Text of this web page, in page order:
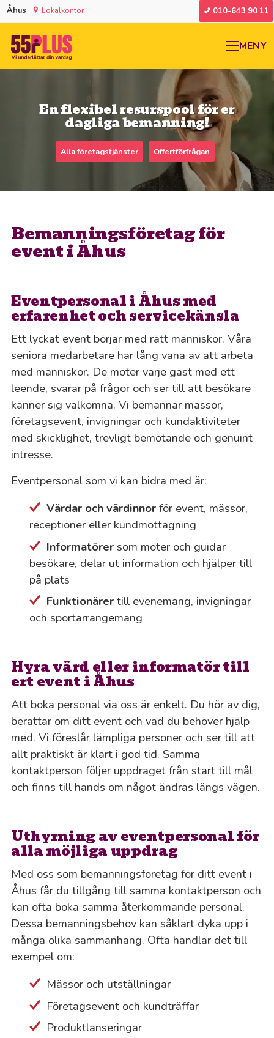
Åhus Lokalkontor 010-643 90 11
MENY
En flexibel resurspool för er
dagliga bemanning!
Alla företagstjänster Offertförfrågan
Bemanningsföretag för
event i Åhus
Eventpersonal i Åhus med
erfarenhet och servicekänsla
Ett lyckat event börjar med rätt människor. Våra
seniora medarbetare har lång vana av att arbeta
med människor. De möter varje gäst med ett
leende, svarar på frågor och ser till att besökare
känner sig välkomna. Vi bemannar mässor,
företagsevent, invigningar och kundaktiviteter
med skicklighet, trevligt bemötande och genuint
intresse.
Eventpersonal som vi kan bidra med är:
Värdar och värdinnorför event, mässor,
receptioner eller kundmottagning
Informatörersom möter och guidar
besökare, delar ut information och hjälper till
på plats
Funktionärertill evenemang, invigningar
och sportarrangemang
Hyra värd eller informatör till
ert event i Åhus
Att boka personal via oss är enkelt. Du hör av dig,
berättar om ditt event och vad du behöver hjälp
med. Vi föreslår lämpliga personer och ser till att
allt praktiskt är klart i god tid. Samma
kontaktperson följer uppdraget från start till mål
och finns till hands om något ändras längs vägen.
Uthyrning av eventpersonal för
alla möjliga uppdrag
Med oss som bemanningsföretag för ditt event i
Åhus får du tillgång till samma kontaktperson och
kan ofta boka samma återkommande personal.
Dessa bemanningsbehov kan såklart dyka upp i
många olika sammanhang. Ofta handlar det till
exempel om:
Mässor och utställningar
Företagsevent och kundträffar
Produktlanseringar